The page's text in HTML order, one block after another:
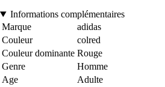
Informations complémentaires
Marque
adidas
Couleur
colred
Couleur dominante Rouge
Genre
Homme
Age
Adulte